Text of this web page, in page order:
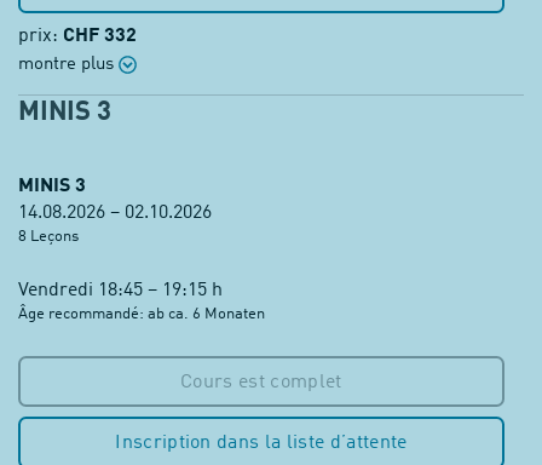
prix: CHF 332
montre plus
MINIS 3
MINIS 3
14.08.2026 – 02.10.2026
8 Leçons
Vendredi 18:45 – 19:15 h
Âge recommandé: ab ca. 6 Monaten
Cours est complet
Inscription dans la liste d’attente